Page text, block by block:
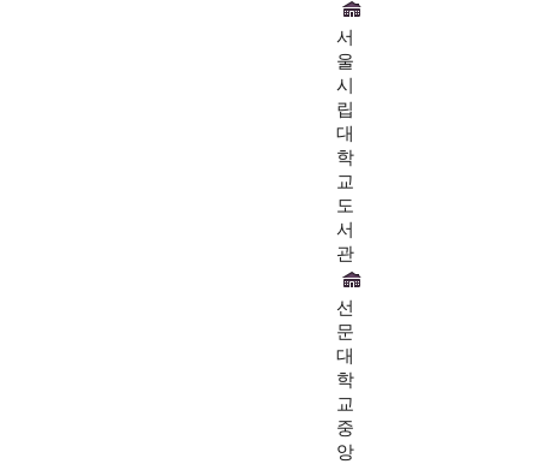
서
울
시
립
대
학
교
도
서
관
선
문
대
학
교
중
앙